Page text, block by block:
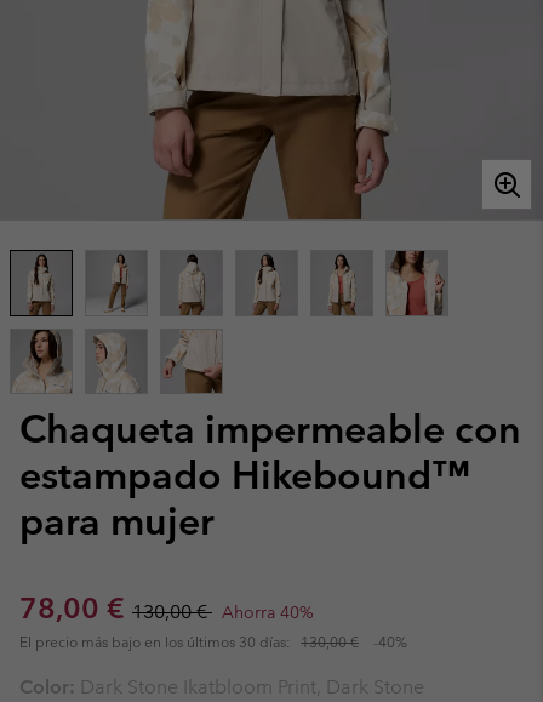
Chaqueta impermeable con
estampado Hikebound™
para mujer
Sale price:
78,00 € Regular price:
130,00 € Ahorra 40%
El precio más bajo en los últimos 30 días: 130,00 € -40%
Color: Dark Stone Ikatbloom Print, Dark Stone